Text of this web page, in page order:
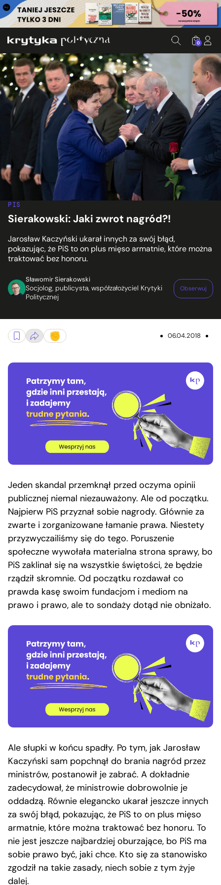
0
PIS
Sierakowski: Jaki zwrot nagród?!
Jarosław Kaczyński ukarał innych za swój błąd,
pokazując, że PiS to on plus mięso armatnie, które można
traktować bez honoru.
Sławomir Sierakowski
Socjolog, publicysta, współzałożyciel Krytyki
Politycznej
Obserwuj
06.04.2018
Jeden skandal przemknął przed oczyma opinii
publicznej niemal niezauważony. Ale od początku.
Najpierw PiS przyznał sobie nagrody. Głównie za
zwarte i zorganizowane łamanie prawa. Niestety
przyzwyczailiśmy się do tego. Poruszenie
społeczne wywołała materialna strona sprawy, bo
PiS zaklinał się na wszystkie świętości, że będzie
rządził skromnie. Od początku rozdawał co
prawda kasę swoim fundacjom i mediom na
prawo i prawo, ale to sondaży dotąd nie obniżało.
Ale słupki w końcu spadły. Po tym, jak Jarosław
Kaczyński sam popchnął do brania nagród przez
ministrów, postanowił je zabrać. A dokładnie
zadecydował, że ministrowie dobrowolnie je
oddadzą. Równie elegancko ukarał jeszcze innych
za swój błąd, pokazując, że PiS to on plus mięso
armatnie, które można traktować bez honoru. To
nie jest jeszcze najbardziej oburzające, bo PiS ma
sobie prawo być, jaki chce. Kto się za stanowisko
zgodził na takie zasady, niech sobie z tym żyje
dalej.